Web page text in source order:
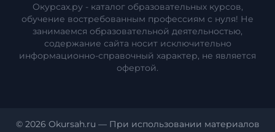
Окурсах.ру - каталог образовательных курсов,
обучение востребованным профессиям с нуля! Не
занимаемся образовательной деятельностью,
содержание сайта носит исключительно
информационно-справочный характер, не является
офертой.
© 2026 Okursah.ru — При использовании материалов